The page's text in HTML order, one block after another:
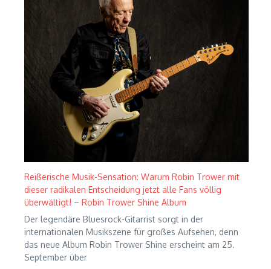
Reißerische Musik-Sensation: Warum Robin Trower mit
dieser radikalen Entscheidung jetzt alle Fans völlig
überwältigt! – Robin Trower Shine Album
Der legendäre Bluesrock-Gitarrist sorgt in der
internationalen Musikszene für großes Aufsehen, denn
das neue Album Robin Trower Shine erscheint am 25.
September über